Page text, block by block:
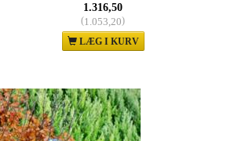
1.316,50
(1.053,20)
LÆG I KURV